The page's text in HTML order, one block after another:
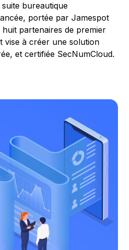
bureautique
portée par Jamespot
partenaires de premier
vise à créer une solution
et certifiée SecNumCloud.